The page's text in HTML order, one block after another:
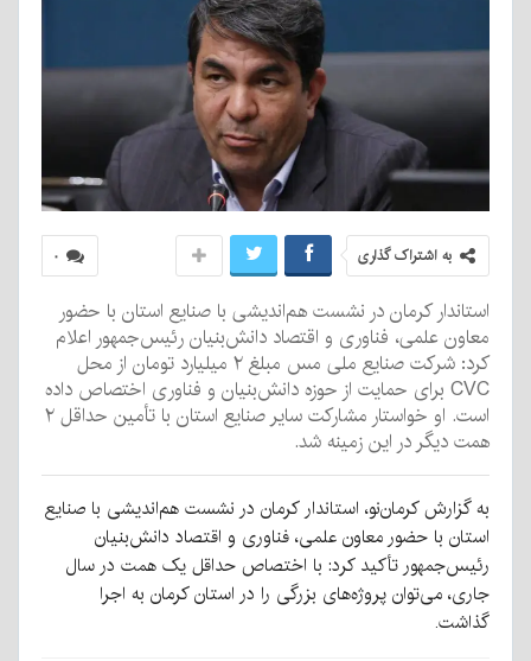
۰ به اشتراک گذاری
استاندار کرمان در نشست هم‌اندیشی با صنایع استان با حضور
معاون علمی، فناوری و اقتصاد دانش‌بنیان رئیس‌جمهور اعلام
کرد: شرکت صنایع ملی مس مبلغ ۲ میلیارد تومان از محل
CVC برای حمایت از حوزه دانش‌بنیان و فناوری اختصاص داده
است. او خواستار مشارکت سایر صنایع استان با تأمین حداقل ۲
همت دیگر در این زمینه شد.
به گزارش کرمان‌نو، استاندار کرمان در نشست هم‌اندیشی با صنایع
استان با حضور معاون علمی، فناوری و اقتصاد دانش‌بنیان
رئیس‌جمهور تأکید کرد: با اختصاص حداقل یک همت در سال
جاری، می‌توان پروژه‌های بزرگی را در استان کرمان به اجرا
گذاشت.